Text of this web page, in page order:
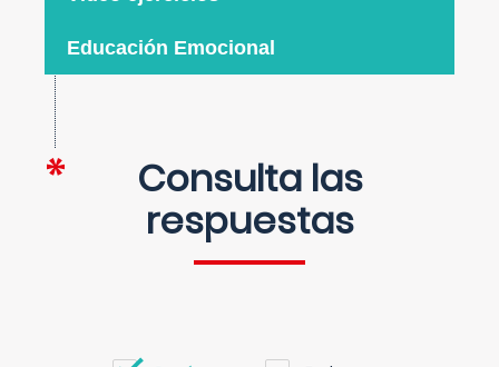
Educación Emocional
Consulta las
respuestas